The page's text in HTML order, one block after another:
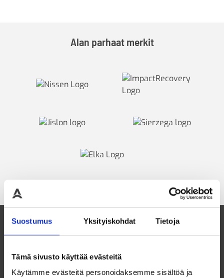
Suostumus Yksityiskohdat Tietoja
Tämä sivusto käyttää evästeitä
Käytämme evästeitä personoidaksemme sisältöä ja
Alan parhaat merkit
Suomalainen perheyritys ja luotettava
kumppani vuodesta 1985